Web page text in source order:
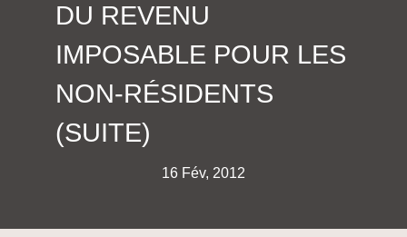
DU REVENU
IMPOSABLE POUR LES
NON-RÉSIDENTS
(SUITE)
16 Fév, 2012